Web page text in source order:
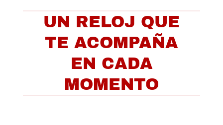
UN RELOJ QUE
TE ACOMPAÑA
EN CADA
MOMENTO